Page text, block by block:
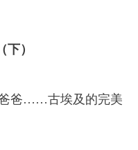
）
爸……古埃及的完美